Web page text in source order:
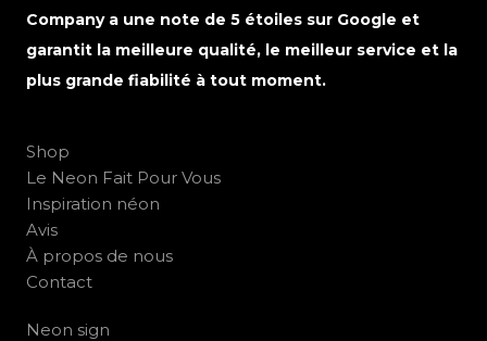
Company a une note de 5 étoiles sur Google et
garantit la meilleure qualité, le meilleur service et la
plus grande fiabilité à tout moment.
Shop
Le Neon Fait Pour Vous
Inspiration néon
Avis
À propos de nous
Contact
Neon sign